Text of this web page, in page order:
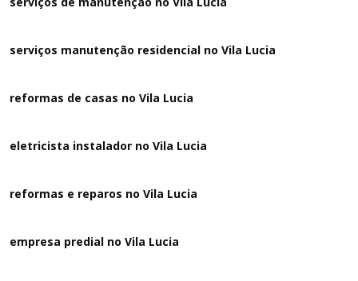
serviços manutenção residencial no Vila Lucia
reformas de casas no Vila Lucia
eletricista instalador no Vila Lucia
reformas e reparos no Vila Lucia
empresa predial no Vila Lucia